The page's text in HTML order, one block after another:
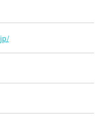
メイプルリーフ
1oz 31.1g